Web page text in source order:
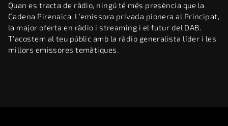
Quan es tracta de ràdio, ningú té més presència que la
Cadena Pirenaica. L’emissora privada pionera al Principat,
la major oferta en ràdio i streaming i el futur del DAB.
T’acostem al teu públic amb la ràdio generalista líder i les
millors emissores temàtiques.